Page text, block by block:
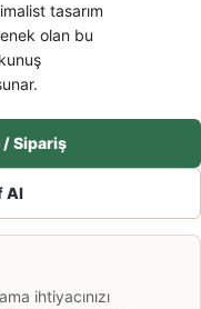
tasarım
olan bu
/ Sipariş
Al
ihtiyacınızı